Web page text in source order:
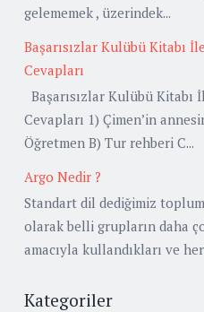
gelememek , üzerindek...
Başarısızlar Kulübü Kitabı
Cevapları
Başarısızlar Kulübü Kitabı
Cevapları 1) Çimen’in
Öğretmen B) Tur rehberi C...
Argo Nedir ?
Standart dil dediğimiz
olarak belli grupların daha
amacıyla kullandıkları ve
Kategoriler